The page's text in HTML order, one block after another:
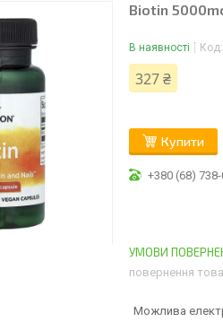
Biotin
В наявності Код:
327 ₴
Купити
+380 (68)
повернення